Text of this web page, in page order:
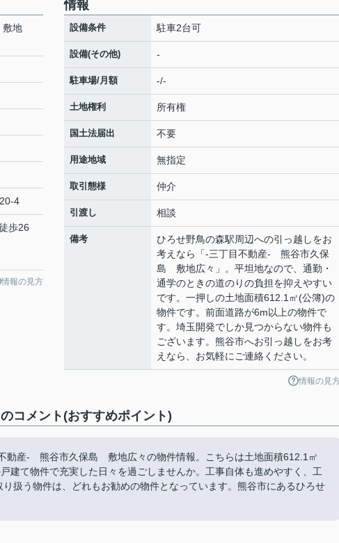
地
4
歩26
情報の見方
情報
設備条件 駐車2台可
設備(その他) -
駐車場/月額 -/-
土地権利 所有権
国土法届出 不要
用途地域 無指定
取引態様 仲介
引渡し 相談
備考
ひろせ野鳥の森駅周辺への引っ越しをお
考えなら「-三丁目不動産- 熊谷市久保
島 敷地広々」。平坦地なので、通勤・
通学のときの道のりの負担を抑えやすい
です。一押しの土地面積612.1㎡(公簿)の
物件です。前面道路が6m以上の物件で
す。埼玉開発でしか見つからない物件も
ございます。熊谷市へお引っ越しをお考
えなら、お気軽にご連絡ください。
情報の見
メント(おすすめポイント)
動産- 熊谷市久保島 敷地広々の物件情報。こちらは土地面積612.1㎡
建て物件で充実した日々を過ごしませんか。工事自体も進めやすく、工
扱う物件は、どれもお勧めの物件となっています。熊谷市にあるひろせ